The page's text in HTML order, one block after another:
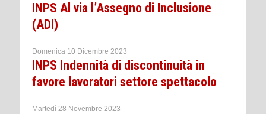
INPS Al via l’Assegno di Inclusione
(ADI)
Domenica 10 Dicembre 2023
INPS Indennità di discontinuità in
favore lavoratori settore spettacolo
Martedì 28 Novembre 2023